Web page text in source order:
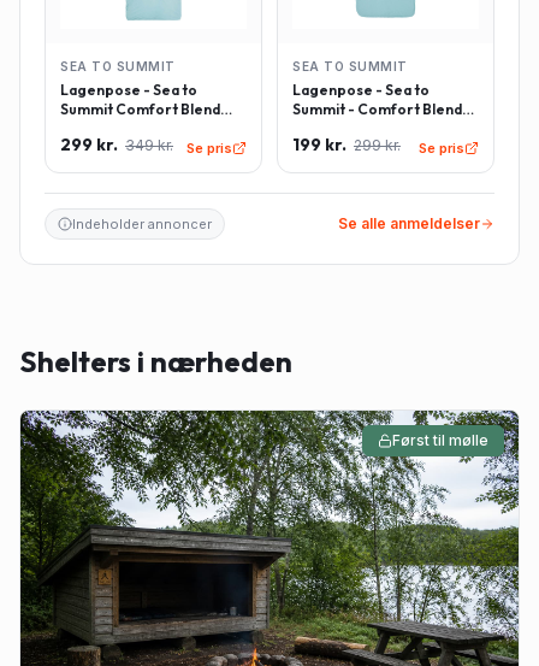
SEA TO SUMMIT
Lagenpose - Sea to
Summit Comfort Blend
pudeindlæg -
299 kr. 349 kr. Se pris
SEA TO SUMMIT
Lagenpose - Sea to
Summit - Comfort Blend
Rektangulær - Lyseblå
199 kr. 299 kr. Se pris
Indeholder annoncer Se alle anmeldelser
Shelters i nærheden
Først til mølle